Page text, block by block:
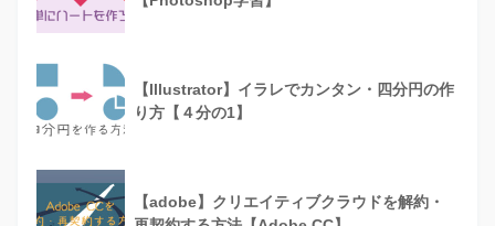
【Illustrator】イラレでカンタン・四分円の作
り方【４分の1】
【adobe】クリエイティブクラウドを解約・